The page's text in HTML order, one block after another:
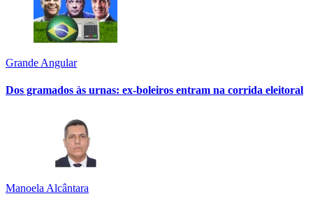
Grande Angular
Dos gramados às urnas: ex-boleiros entram na corrida eleitoral
Manoela Alcântara